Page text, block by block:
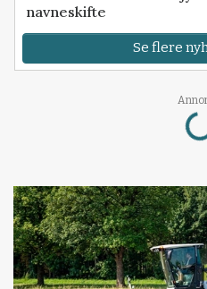
navneskifte
Se flere